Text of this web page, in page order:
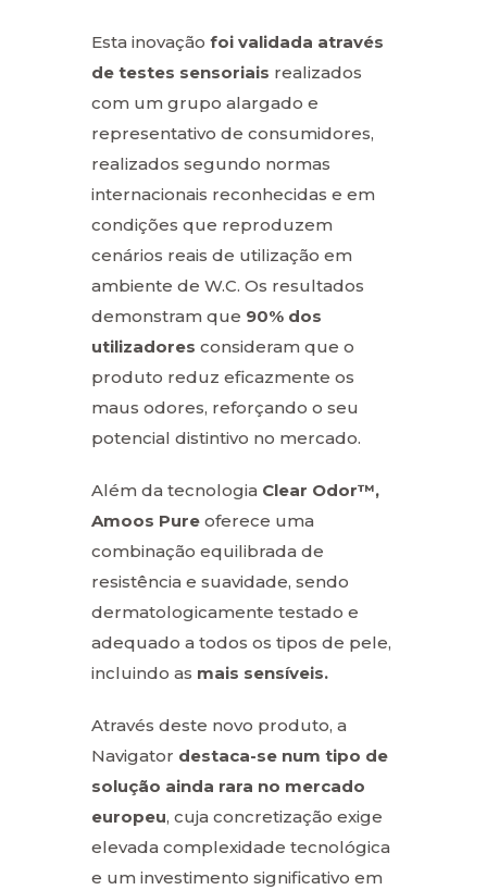
Esta inovação foi validada através
de testes sensoriais realizados
com um grupo alargado e
representativo de consumidores,
realizados segundo normas
internacionais reconhecidas e em
condições que reproduzem
cenários reais de utilização em
ambiente de W.C. Os resultados
demonstram que 90% dos
utilizadores consideram que o
produto reduz eficazmente os
maus odores, reforçando o seu
potencial distintivo no mercado.
Além da tecnologia Clear Odor™,
Amoos Pure oferece uma
combinação equilibrada de
resistência e suavidade, sendo
dermatologicamente testado e
adequado a todos os tipos de pele,
incluindo as mais sensíveis.
Através deste novo produto, a
Navigator destaca-se num tipo de
solução ainda rara no mercado
europeu, cuja concretização exige
elevada complexidade tecnológica
e um investimento significativo em